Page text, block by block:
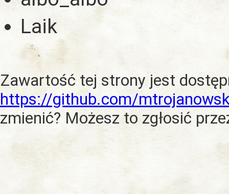
Laik
Zawartość tej strony jest
https://github.com/
zmienić? Możesz to zgłosić